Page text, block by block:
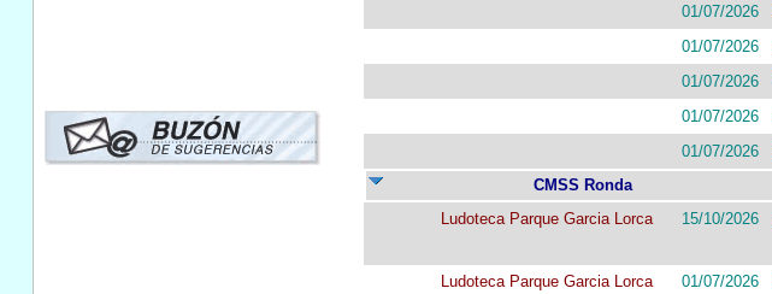
01/07/2026
01/07/2026
01/07/2026
01/07/2026
01/07/2026
CMSS Ronda
Ludoteca Parque Garcia Lorca
15/10/2026
Ludoteca Parque Garcia Lorca 01/07/2026